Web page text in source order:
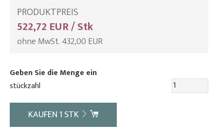
PRODUKTPREIS
522,72 EUR / Stk
ohne MwSt. 432,00 EUR
Geben Sie die Menge ein
stückzahl
KAUFEN1 STK